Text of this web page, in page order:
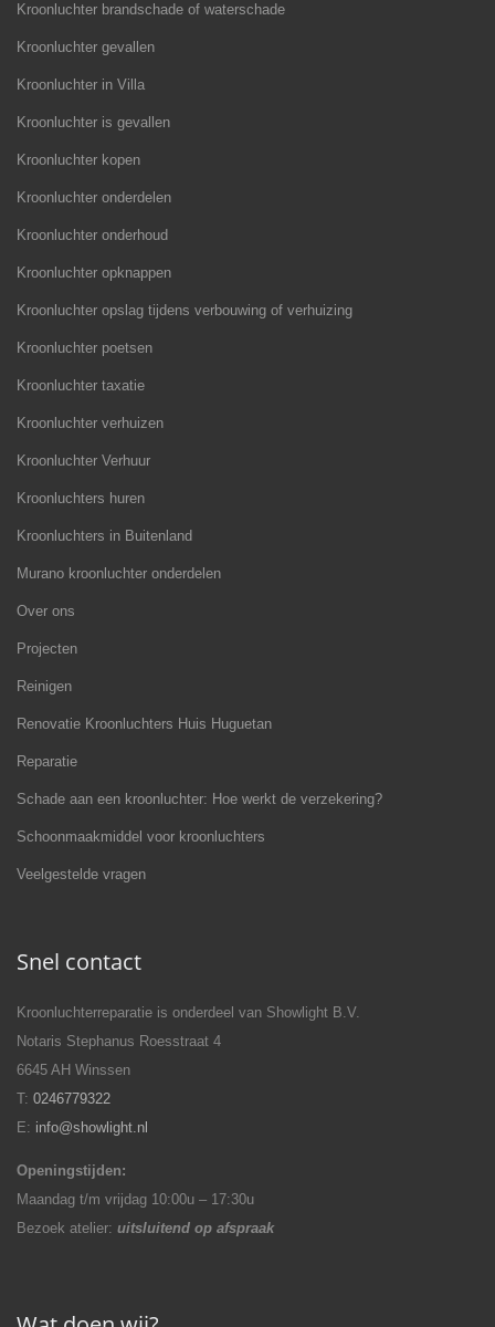
Kroonluchter brandschade of waterschade
Kroonluchter gevallen
Kroonluchter in Villa
Kroonluchter is gevallen
Kroonluchter kopen
Kroonluchter onderdelen
Kroonluchter onderhoud
Kroonluchter opknappen
Kroonluchter opslag tijdens verbouwing of verhuizing
Kroonluchter poetsen
Kroonluchter taxatie
Kroonluchter verhuizen
Kroonluchter Verhuur
Kroonluchters huren
Kroonluchters in Buitenland
Murano kroonluchter onderdelen
Over ons
Projecten
Reinigen
Renovatie Kroonluchters Huis Huguetan
Reparatie
Schade aan een kroonluchter: Hoe werkt de verzekering?
Schoonmaakmiddel voor kroonluchters
Veelgestelde vragen
Snel contact
Kroonluchterreparatie is onderdeel van Showlight B.V.
Notaris Stephanus Roesstraat 4
6645 AH Winssen
T:0246779322
E: info@showlight.nl
Openingstijden:
Maandag t/m vrijdag 10:00u – 17:30u
Bezoek atelier:uitsluitend op afspraak